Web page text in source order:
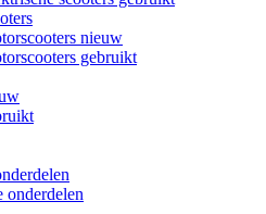
nieuw
gebruikt
onderdelen